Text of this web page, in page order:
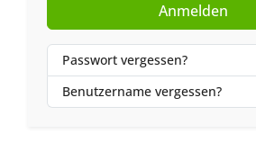
Anmelden
Passwort vergessen?
Benutzername vergessen?